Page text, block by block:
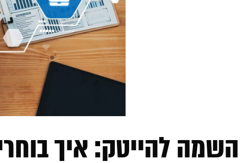
השמה להייטק: איך